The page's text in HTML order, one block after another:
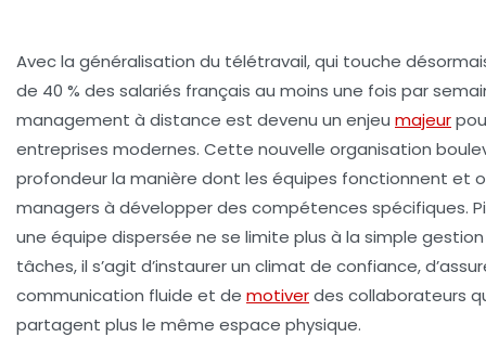
Avec la généralisation du télétravail, qui touche
de 40 % des salariés français au moins une fois par
management à distance est devenu un enjeu majeur
entreprises modernes. Cette nouvelle organisation
profondeur la manière dont les équipes fonctionnent et
managers à développer des compétences spécifiques.
une équipe dispersée ne se limite plus à la simple
tâches, il s’agit d’instaurer un climat de confiance,
communication fluide et de motiverdes collaborateurs
partagent plus le même espace physique.